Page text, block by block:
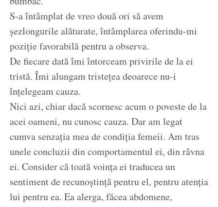
S-a întâmplat de vreo două ori să avem
șezlongurile alăturate, întâmplarea oferindu-mi
poziție favorabilă pentru a observa.
De fiecare dată îmi întorceam privirile de la ei
tristă. Îmi alungam tristețea deoarece nu-i
înțelegeam cauza.
Nici azi, chiar dacă scornesc acum o poveste de la
acei oameni, nu cunosc cauza. Dar am legat
cumva senzația mea de condiția femeii. Am tras
unele concluzii din comportamentul ei, din râvna
ei. Consider că toată voința ei traducea un
sentiment de recunoștință pentru el, pentru atenția
lui pentru ea. Ea alerga, făcea abdomene,